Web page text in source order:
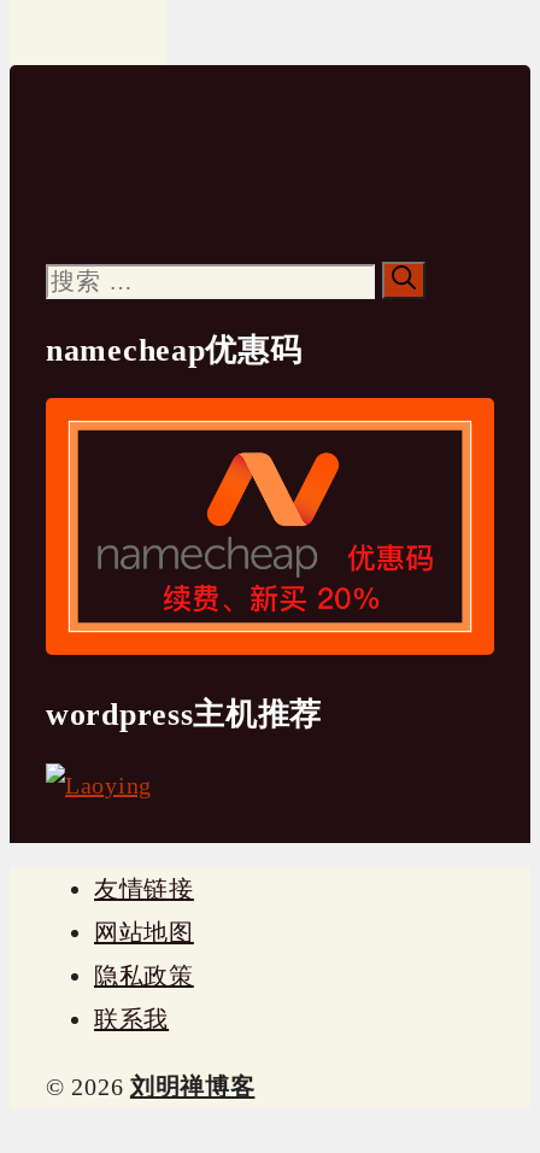
搜
namecheap优惠码
wordpress主机推荐
友情链接
网站地图
隐私政策
联系我
© 2026 刘明禅博客